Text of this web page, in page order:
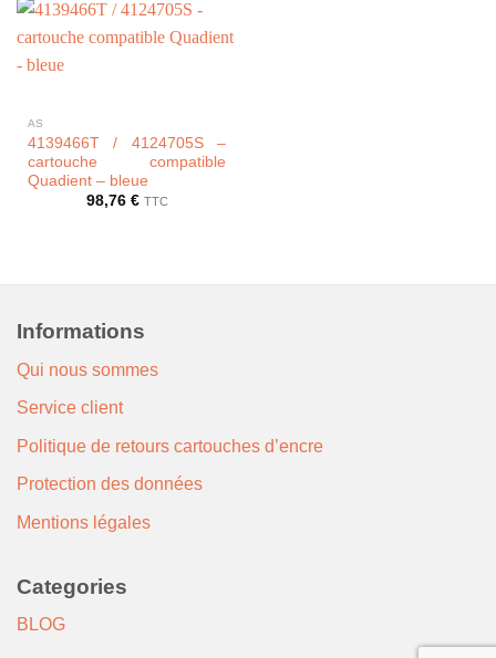
AS
4139466T / 4124705S –
cartouche compatible
Quadient – bleue
98,76 € TTC
Informations
Qui nous sommes
Service client
Politique de retours cartouches d’encre
Protection des données
Mentions légales
Categories
BLOG